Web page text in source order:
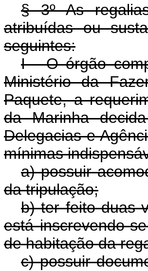
§ 3º As
atribuídas ou
seguintes:
I - O órgão
Ministério da
Paquete, a
da Marinha
Delegacias e
mínimas
a) possuir
da tripulação;
b) ter feito duas
está inscrevendo-
de habitação da
c) possuir